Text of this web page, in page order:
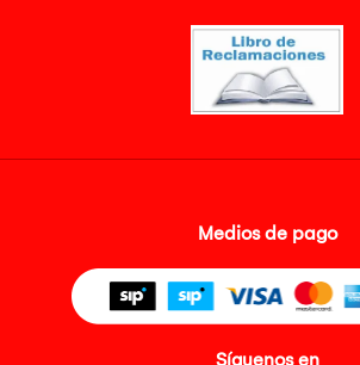
Medios de pago
Síguenos en